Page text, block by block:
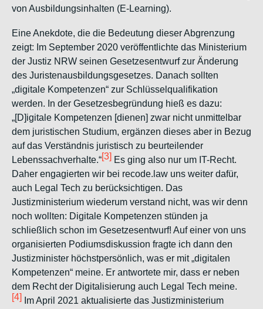
von Ausbildungsinhalten (E-Learning).
Eine Anekdote, die die Bedeutung dieser Abgrenzung
zeigt: Im September 2020 veröffentlichte das Ministerium
der Justiz NRW seinen Gesetzesentwurf zur Änderung
des Juristenausbildungsgesetzes. Danach sollten
„digitale Kompetenzen“ zur Schlüsselqualifikation
werden. In der Gesetzesbegründung hieß es dazu:
„[D]igitale Kompetenzen [dienen] zwar nicht unmittelbar
dem juristischen Studium, ergänzen dieses aber in Bezug
auf das Verständnis juristisch zu beurteilender
Lebenssachverhalte.“[3] Es ging also nur um IT-Recht.
Daher engagierten wir bei recode.law uns weiter dafür,
auch Legal Tech zu berücksichtigen. Das
Justizministerium wiederum verstand nicht, was wir denn
noch wollten: Digitale Kompetenzen stünden ja
schließlich schon im Gesetzesentwurf! Auf einer von uns
organisierten Podiumsdiskussion fragte ich dann den
Justizminister höchstpersönlich, was er mit „digitalen
Kompetenzen“ meine. Er antwortete mir, dass er neben
dem Recht der Digitalisierung auch Legal Tech meine.
[4]
Im April 2021 aktualisierte das Justizministerium